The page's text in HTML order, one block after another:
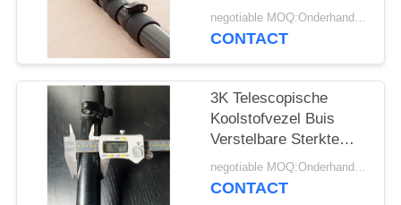
Gebouwd om te
Verlengen
negotiable MOQ:Onderhandelbaar
CONTACT
3K Telescopische
Koolstofvezel Buis
Verstelbare Sterkte
Lichtgewicht Design
negotiable MOQ:Onderhandelbaar
CONTACT